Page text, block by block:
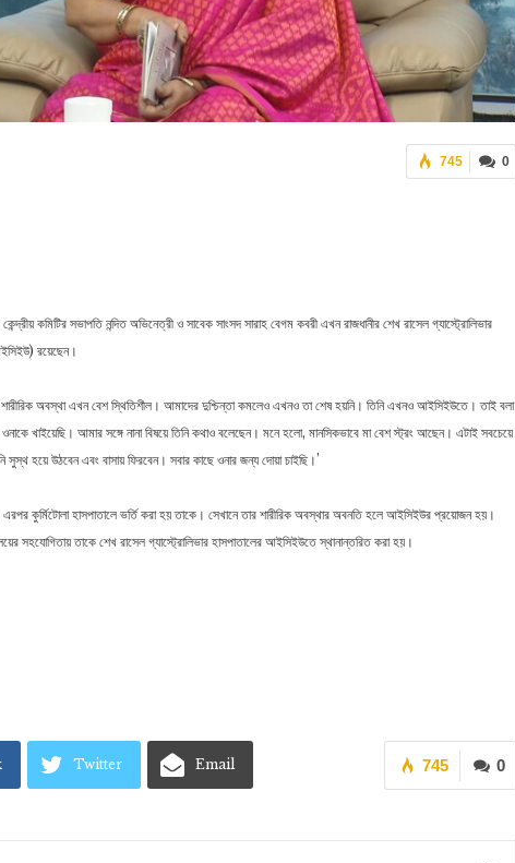
0
745
কমিটির সভাপতি নন্দিত অভিনেত্রী ও সাবেক সাংসদ সারাহ বেগম কবরী এখন রাজধানীর শেখ রাসেল গ্যাস্ট্রোলিভার
রয়েছেন।
শারীরিক অবস্থা এখন বেশ স্থিতিশীল। আমাদের দুশ্চিন্তা কমলেও এখনও তা শেষ হয়নি। তিনি এখনও আইসিইউতে। তাই বলা
খাইয়েছি। আমার সঙ্গে নানা বিষয়ে তিনি কথাও বলেছেন। মনে হলো, মানসিকভাবে মা বেশ স্ট্রং আছেন। এটাই সবচেয়ে
হয়ে উঠবেন এবং বাসায় ফিরবেন। সবার কাছে ওনার জন্য দোয়া চাইছি।’
কুর্মিটোলা হাসপাতালে ভর্তি করা হয় তাকে। সেখানে তার শারীরিক অবস্থার অবনতি হলে আইসিইউর প্রয়োজন হয়।
সহযোগিতায় তাকে শেখ রাসেল গ্যাস্ট্রোলিভার হাসপাতালের আইসিইউতে স্থানান্তরিত করা হয়।
0
745
Twitter Email